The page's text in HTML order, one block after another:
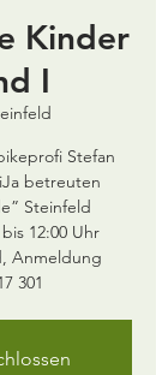
Kinder
I
Stefan
betreuten
Steinfeld
12:00 Uhr
Anmeldung
301